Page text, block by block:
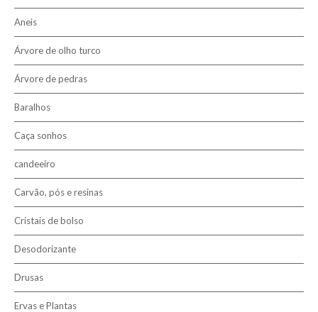
Pesquisar
Aneis
Árvore de olho turco
Árvore de pedras
Baralhos
Caça sonhos
candeeiro
Carvão, pós e resinas
Cristais de bolso
Desodorizante
Drusas
Ervas e Plantas